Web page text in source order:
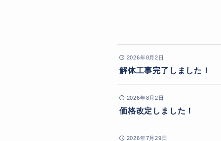
2026年8月2日
解体工事完了しました！
2026年8月2日
価格改定しました！
2026年7月29日